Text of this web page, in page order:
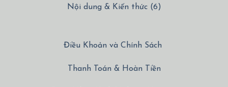
Nội dung & Kiến thức (6)
Điều Khoản và Chính Sách
Thanh Toán & Hoàn Tiền